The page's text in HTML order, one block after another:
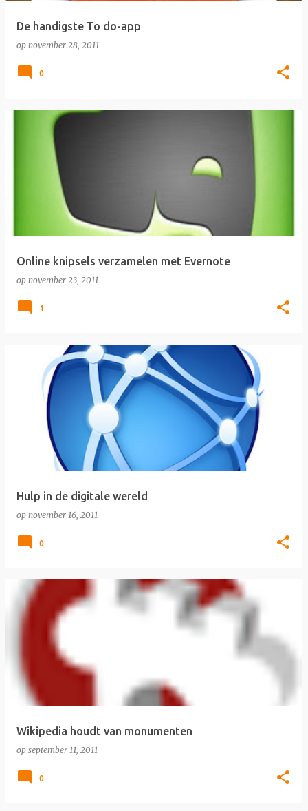
De handigste To do-app
op november 28, 2011
0
Online knipsels verzamelen met Evernote
op november 23, 2011
1
Hulp in de digitale wereld
op november 16, 2011
0
Wikipedia houdt van monumenten
op september 11, 2011
0